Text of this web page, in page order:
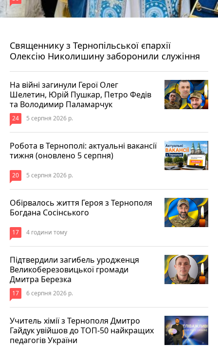
Священнику з Тернопільської єпархії
Олексію Николишину заборонили служіння
На війні загинули Герої Олег
Шелетин, Юрій Пушкар, Петро Федів
та Володимир Паламарчук
24 5 серпня 2026 р.
Робота в Тернополі: актуальні вакансії
тижня (оновлено 5 серпня)
20 5 серпня 2026 р.
Обірвалось життя Героя з Тернополя
Богдана Сосінського
17 4 години тому
Підтвердили загибель уродженця
Великоберезовицької громади
Дмитра Березка
17 6 серпня 2026 р.
Учитель хімії з Тернополя Дмитро
Гайдук увійшов до ТОП-50 найкращих
педагогів України